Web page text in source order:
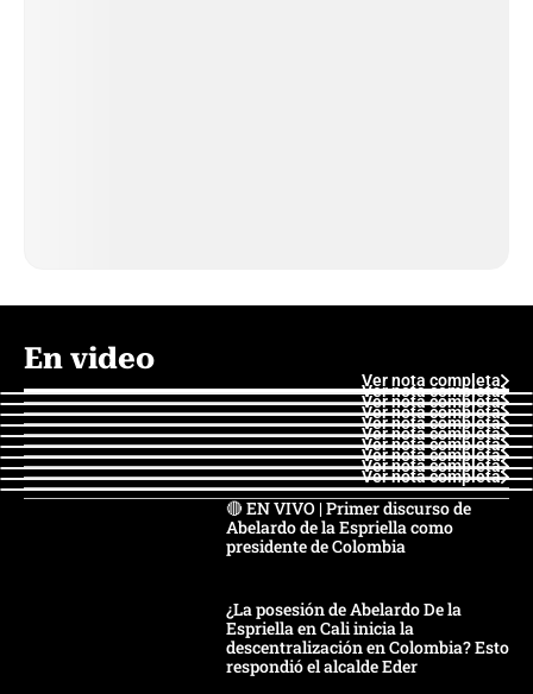
En video
Ver nota completa
Ver nota completa
Ver nota completa
Ver nota completa
Ver nota completa
Ver nota completa
Ver nota completa
Ver nota completa
Ver nota completa
Ver nota completa
🔴 EN VIVO | Primer discurso de
Abelardo de la Espriella como
presidente de Colombia
¿La posesión de Abelardo De la
Espriella en Cali inicia la
descentralización en Colombia? Esto
respondió el alcalde Eder